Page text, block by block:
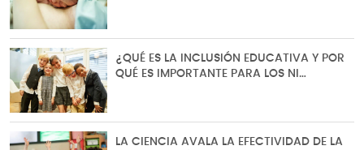
¿QUÉ ES LA INCLUSIÓN EDUCATIVA Y POR
QUÉ ES IMPORTANTE PARA LOS NI…
LA CIENCIA AVALA LA EFECTIVIDAD DE LA